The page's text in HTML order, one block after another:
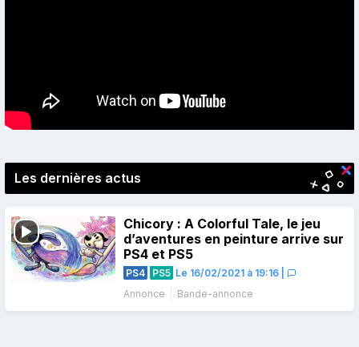
Les dernières actus
Chicory : A Colorful Tale, le jeu
d’aventures en peinture arrive sur
PS4 et PS5
PS4 PS5 Le 16/02/2021 à 19:16
Annonce
Bande-annonce